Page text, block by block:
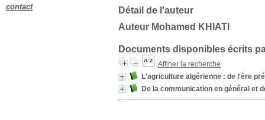
Détail de l'auteur
Auteur Mohamed KHIATI
Documents disponibles écrits
Affiner la recherche
L'agriculture algérienne : de l'ère
De la communication en général et
contact